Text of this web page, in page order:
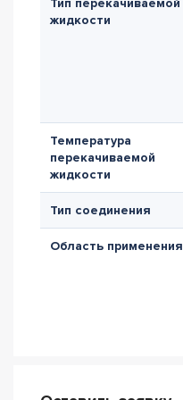
Тип перекачиваемой
жидкости
Температура
перекачиваемой
жидкости
Тип соединения
Область применения